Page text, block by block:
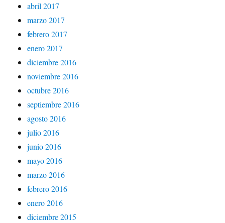
abril 2017
marzo 2017
febrero 2017
enero 2017
diciembre 2016
noviembre 2016
octubre 2016
septiembre 2016
agosto 2016
julio 2016
junio 2016
mayo 2016
marzo 2016
febrero 2016
enero 2016
diciembre 2015